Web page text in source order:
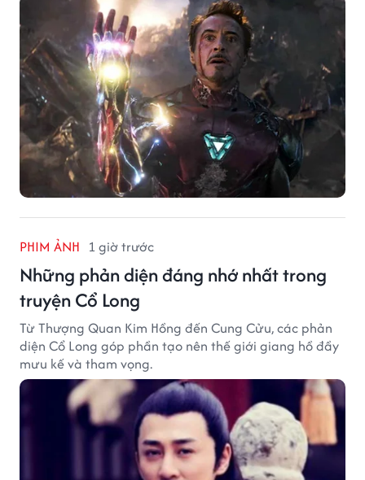
PHIM ẢNH 1 giờ trước
Những phản diện đáng nhớ nhất trong
truyện Cổ Long
Từ Thượng Quan Kim Hồng đến Cung Cửu, các phản
diện Cổ Long góp phần tạo nên thế giới giang hồ đầy
mưu kế và tham vọng.